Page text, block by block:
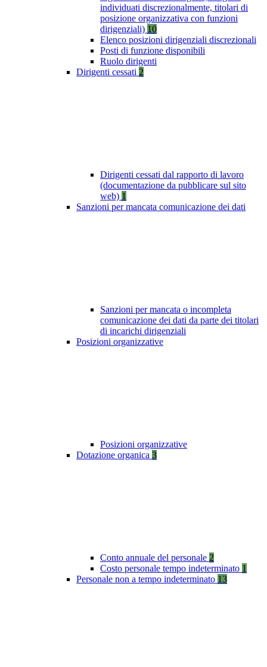
individuati discrezionalmente, titolari di
posizione organizzativa con funzioni
dirigenziali) 10
Elenco posizioni dirigenziali discrezionali
Posti di funzione disponibili
Ruolo dirigenti
Dirigenti cessati 2
Dirigenti cessati dal rapporto di lavoro
(documentazione da pubblicare sul sito
web) 1
Sanzioni per mancata comunicazione dei dati
Sanzioni per mancata o incompleta
comunicazione dei dati da parte dei titolari
di incarichi dirigenziali
Posizioni organizzative
Posizioni organizzative
Dotazione organica 3
Conto annuale del personale 2
Costo personale tempo indeterminato 1
Personale non a tempo indeterminato 13